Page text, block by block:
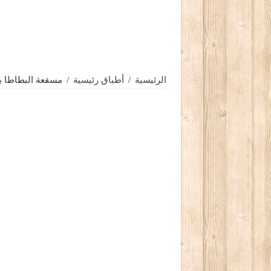
الرئيسية / أطباق رئيسية / مسقعة البطاطا